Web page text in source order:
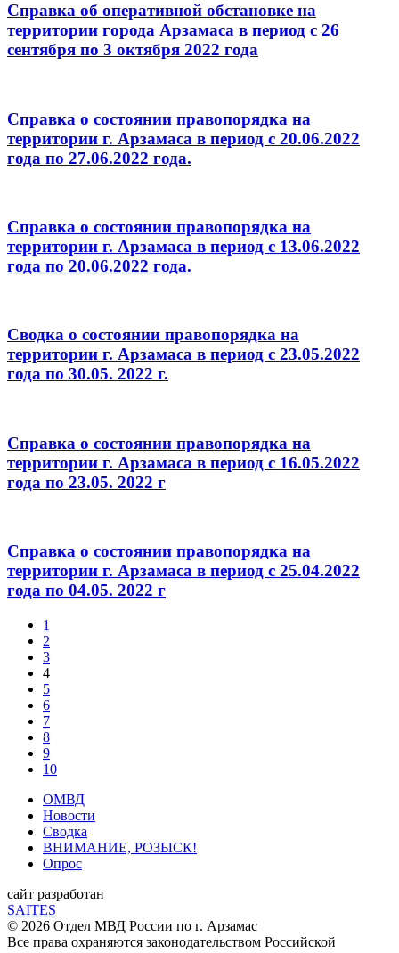
Справка об оперативной обстановке на
территории города Арзамаса в период с 26
сентября по 3 октября 2022 года
Справка о состоянии правопорядка на
территории г. Арзамаса в период с 20.06.2022
года по 27.06.2022 года.
Справка о состоянии правопорядка на
территории г. Арзамаса в период с 13.06.2022
года по 20.06.2022 года.
Сводка о состоянии правопорядка на
территории г. Арзамаса в период с 23.05.2022
года по 30.05. 2022 г.
Справка о состоянии правопорядка на
территории г. Арзамаса в период с 16.05.2022
года по 23.05. 2022 г
Справка о состоянии правопорядка на
территории г. Арзамаса в период с 25.04.2022
года по 04.05. 2022 г
1
2
3
4
5
6
7
8
9
10
ОМВД
Новости
Сводка
ВНИМАНИЕ, РОЗЫСК!
Опрос
сайт разработан
SAITES
© 2026 Отдел МВД России по г. Арзамас
Все права охраняются законодательством Российской